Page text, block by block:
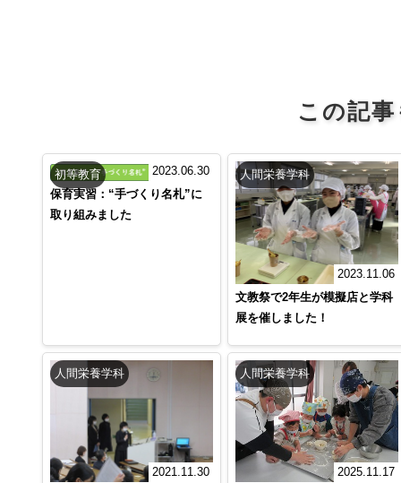
この記
初等教育 2023.06.30
保育実習：“手づくり名札”に
取り組みました
人間栄養学科
2023.11.06
文教祭で2年生が模擬店と学科
展を催しました！
人間栄養学科
2021.11.30
人間栄養学科
2025.11.17